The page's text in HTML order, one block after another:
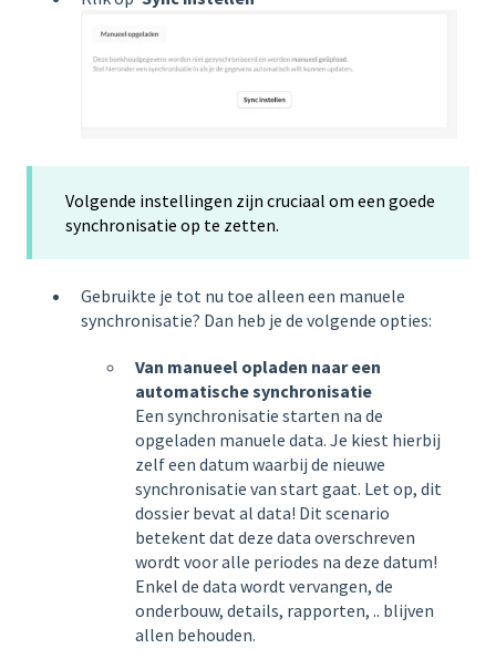
Volgende instellingen zijn cruciaal om een goede
synchronisatie op te zetten.
Gebruikte je tot nu toe alleen een manuele
synchronisatie? Dan heb je de volgende opties:
Van manueel opladen naar een
automatische synchronisatie
Een synchronisatie starten na de
opgeladen manuele data. Je kiest hierbij
zelf een datum waarbij de nieuwe
synchronisatie van start gaat. Let op, dit
dossier bevat al data! Dit scenario
betekent dat deze data overschreven
wordt voor alle periodes na deze datum!
Enkel de data wordt vervangen, de
onderbouw, details, rapporten, .. blijven
allen behouden.